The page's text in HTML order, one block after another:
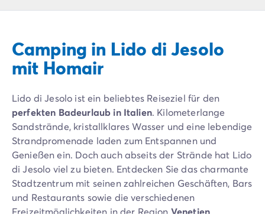
Campingplatz Caorle
Campingplatz Lazise
Campingplatz Lido di Jesolo
Campingplatz Verona
Campingplatz Kroatien
Campingplatz Dalmatien
Campingplatz Cres
Campingplatz Split
Campingplatz Zadar
Campingplatz Istrien
Campingplatz Medulin
Campingplatz Porec
Camping in Lido di Jesolo
mit Homair
Lido di Jesolo ist ein beliebtes Reiseziel für den
perfekten Badeurlaub in Italien. Kilometerlange
Sandstrände, kristallklares Wasser und eine lebendige
Strandpromenade laden zum Entspannen und
Genießen ein. Doch auch abseits der Strände hat Lido
di Jesolo viel zu bieten. Entdecken Sie das charmante
Stadtzentrum mit seinen zahlreichen Geschäften, Bars
und Restaurants sowie die verschiedenen
Freizeitmöglichkeiten in der Region Venetien